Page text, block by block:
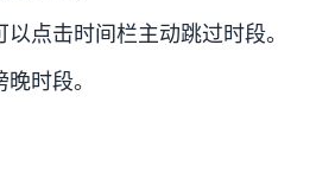
点击时间栏主动跳过时段。
时段。